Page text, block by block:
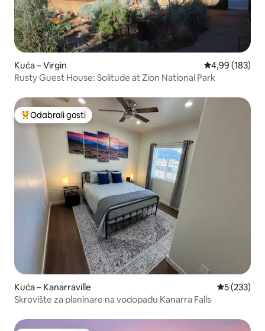
Kuća – Virgin Prosječna
4,99 (183)
Rusty Guest House: Solitude at Zion National Park
Među najviše rangiranima s oznakom „Odabrali gosti”
Odabrali gosti
Kuća – Kanarraville Prosječna
5 (233)
Skrovište za planinare na vodopadu Kanarra Falls